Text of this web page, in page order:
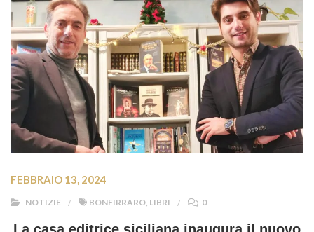
FEBBRAIO 13, 2024
NOTIZIE BONFIRRARO LIBRI 0